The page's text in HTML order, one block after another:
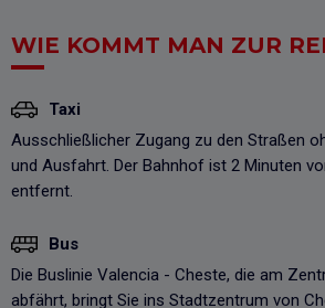
WIE KOMMT MAN ZUR
Taxi
Ausschließlicher Zugang zu den Straßen
und Ausfahrt. Der Bahnhof ist 2 Minuten
entfernt.
Bus
Die Buslinie Valencia - Cheste, die am
abfährt, bringt Sie ins Stadtzentrum von